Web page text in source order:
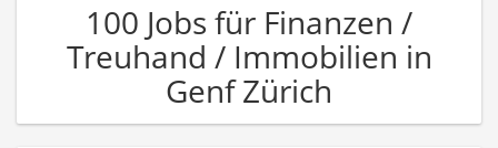
100 Jobs für Finanzen /
Treuhand / Immobilien in
Genf Zürich